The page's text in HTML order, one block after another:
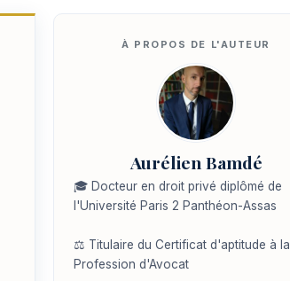
Aurélien Bamdé
🎓 Docteur en droit privé diplômé de
l'Université Paris 2 Panthéon-Assas
⚖️ Titulaire du Certificat d'aptitude à la
Profession d'Avocat